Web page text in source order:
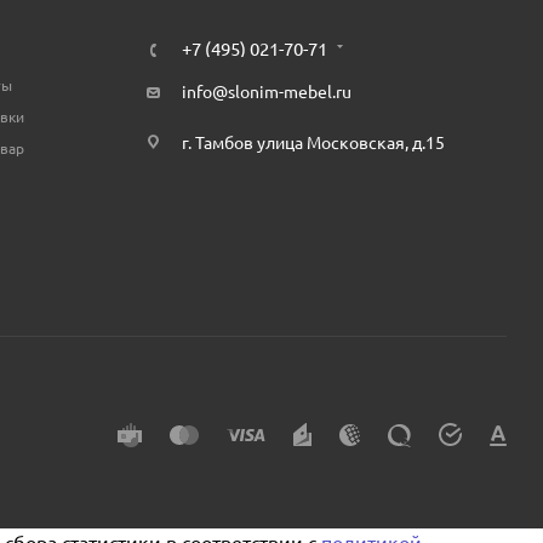
+7 (495) 021-70-71
info@slonim-mebel.ru
г. Тамбов улица Московская, д.15